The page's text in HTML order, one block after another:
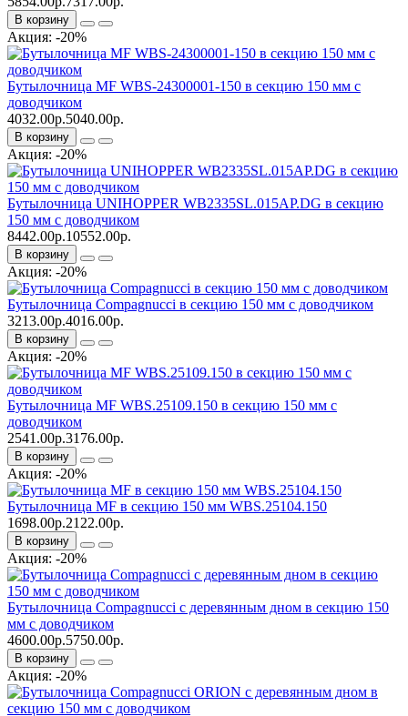
В корзину
Акция: -20%
Бутылочница MF WBS-24300001-150 в секцию 150 мм с
доводчиком
4032.00р.5040.00р.
В корзину
Акция: -20%
Бутылочница UNIHOPPER WB2335SL.015AP.DG в секцию
150 мм с доводчиком
8442.00р.10552.00р.
В корзину
Акция: -20%
Бутылочница Compagnucci в секцию 150 мм с доводчиком
3213.00р.4016.00р.
В корзину
Акция: -20%
Бутылочница MF WBS.25109.150 в секцию 150 мм с
доводчиком
2541.00р.3176.00р.
В корзину
Акция: -20%
Бутылочница MF в секцию 150 мм WBS.25104.150
1698.00р.2122.00р.
В корзину
Акция: -20%
Бутылочница Compagnucci с деревянным дном в секцию 150
мм с доводчиком
4600.00р.5750.00р.
В корзину
Акция: -20%